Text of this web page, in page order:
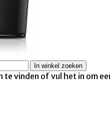
vinden of vul het in om